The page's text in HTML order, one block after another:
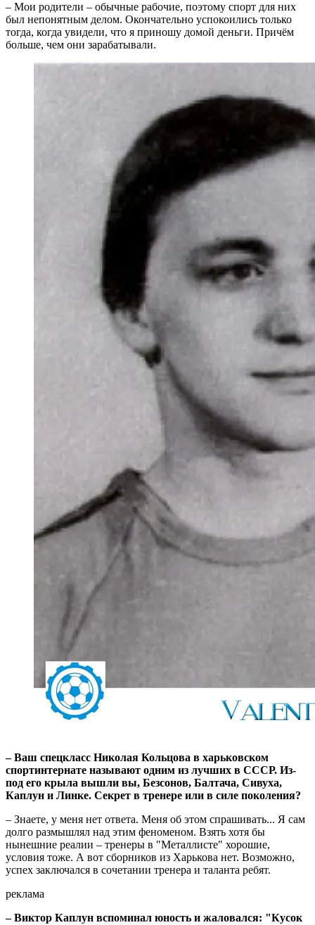
– Мои родители – обычные рабочие, поэтому спорт для них
был непонятным делом. Окончательно успокоились только
тогда, когда увидели, что я приношу домой деньги. Причём
больше, чем они зарабатывали.
– Ваш спецкласс Николая Кольцова в харьковском
спортинтернате называют одним из лучших в СССР. Из-
под его крыла вышли вы, Безсонов, Балтача, Сивуха,
Каплун и Линке. Секрет в тренере или в силе поколения?
– Знаете, у меня нет ответа. Меня об этом спрашивать... Я сам
долго размышлял над этим феноменом. Взять хотя бы
нынешние реалии – тренеры в "Металлисте" хорошие,
условия тоже. А вот сборников из Харькова нет. Возможно,
успех заключался в сочетании тренера и таланта ребят.
реклама
– Виктор Каплун вспоминал юность и жаловался: "Кусок